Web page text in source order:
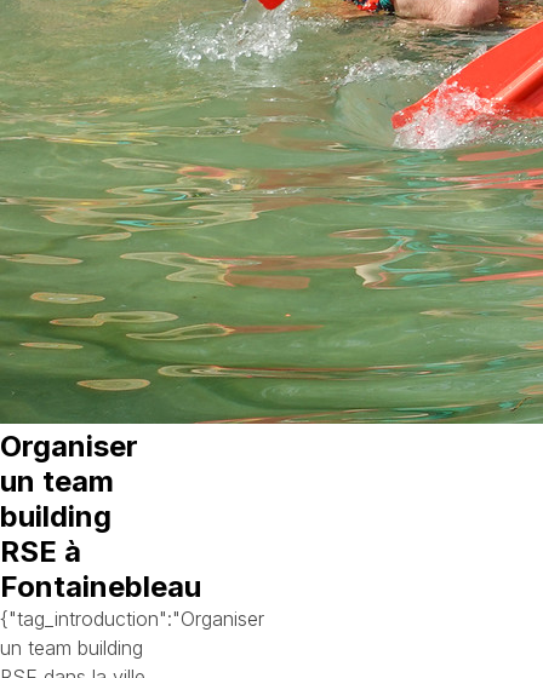
Organiser
un team
building
RSE à
Fontainebleau
{"tag_introduction":"Organiser
un team building